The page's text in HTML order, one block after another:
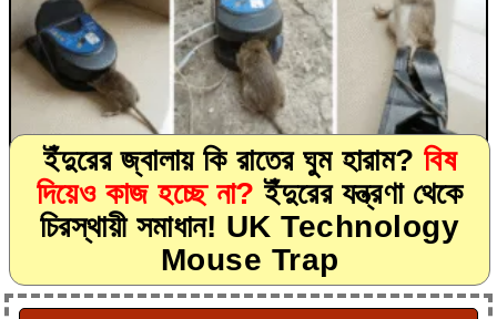
ইঁদুরের জ্বালায় কি রাতের ঘুম হারাম? বিষ
দিয়েও কাজ হচ্ছে না? ইঁদুরের যন্ত্রণা থেকে
চিরস্থায়ী সমাধান! UK Technology
Mouse Trap